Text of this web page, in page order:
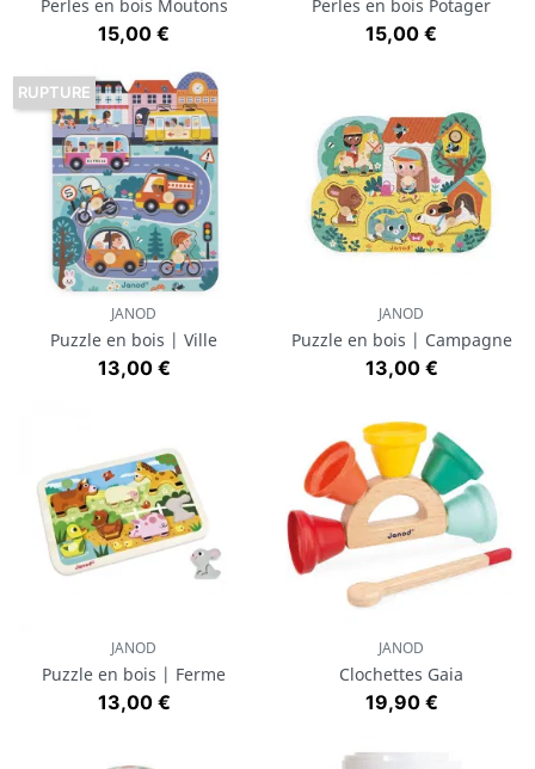
Perles en bois Moutons
Prix
15,00 €
Perles en bois Potager
Prix
15,00 €
JANOD
Puzzle en bois | Ville
Prix
13,00 €
RUPTURE
JANOD
Puzzle en bois | Campagne
Prix
13,00 €
JANOD
Puzzle en bois | Ferme
Prix
13,00 €
JANOD
Clochettes Gaia
Prix
19,90 €